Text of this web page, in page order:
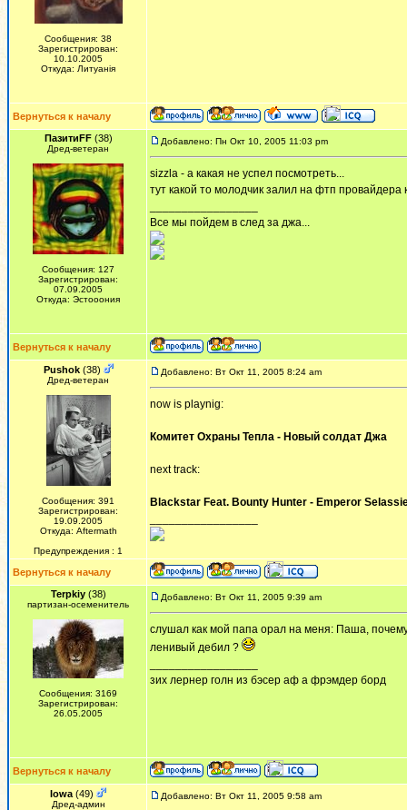
Сообщения: 38
Зарегистрирован:
10.10.2005
Откуда: Литуанiя
Вернуться к началу
ПазитиFF(38)
Дред-ветеран
Сообщения: 127
Зарегистрирован:
07.09.2005
Откуда: Эстооония
Добавлено: Пн Окт 10, 2005 11:03 pm
sizzla - а какая не успел посмотреть...
тут какой то молодчик залил на фтп провайдера
Все мы пойдем в след за джа...
Вернуться к началу
Pushok(38)
Дред-ветеран
Сообщения: 391
Зарегистрирован:
19.09.2005
Откуда: Aftermath
Предупреждения : 1
Добавлено: Вт Окт 11, 2005 8:24 am
now is playnig:
Комитет Охраны Тепла - Новый солдат Джа
next track:
Blackstar Feat. Bounty Hunter - Emperor
Вернуться к началу
Terpkiy(38)
партизан-осеменитель
Сообщения: 3169
Зарегистрирован:
26.05.2005
Добавлено: Вт Окт 11, 2005 9:39 am
слушал как мой папа орал на меня: Паша,
ленивый дебил ?
зих лернер голн из бэсер аф а фрэмдер борд
Вернуться к началу
Iowa (49)
Дред-админ
Добавлено: Вт Окт 11, 2005 9:58 am